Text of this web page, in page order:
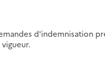
d'indemnisation